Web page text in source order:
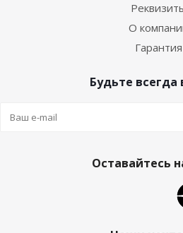
О
Гарантия
Будьте всегда
Оставайтесь